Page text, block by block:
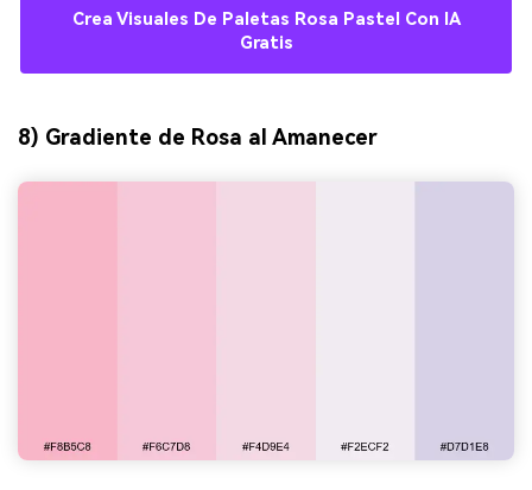
Crea Visuales De Paletas Rosa Pastel Con IA
Gratis
8) Gradiente de Rosa al Amanecer